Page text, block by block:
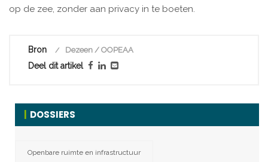
op de zee, zonder aan privacy in te boeten.
Bron Dezeen / OOPEAA
Deel dit artikel
DOSSIERS
Openbare ruimte en infrastructuur